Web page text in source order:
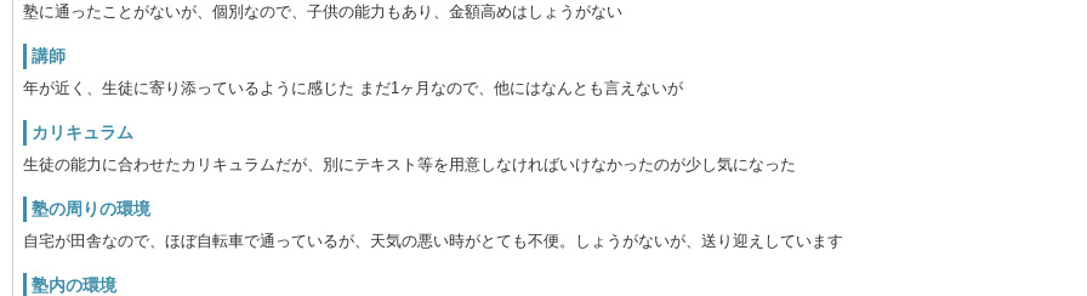
塾に通ったことがないが、個別なので、子供の能力もあり、金額高めはしょうがない
講師
年が近く、生徒に寄り添っているように感じた まだ1ヶ月なので、他にはなんとも言えないが
カリキュラム
生徒の能力に合わせたカリキュラムだが、別にテキスト等を用意しなければいけなかったのが少し気になった
塾の周りの環境
自宅が田舎なので、ほぼ自転車で通っているが、天気の悪い時がとても不便。しょうがないが、送り迎えしています
塾内の環境